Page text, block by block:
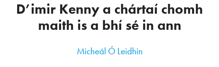
D’imir Kenny a chártaí chomh
maith is a bhí sé in ann
Micheál Ó Leidhin